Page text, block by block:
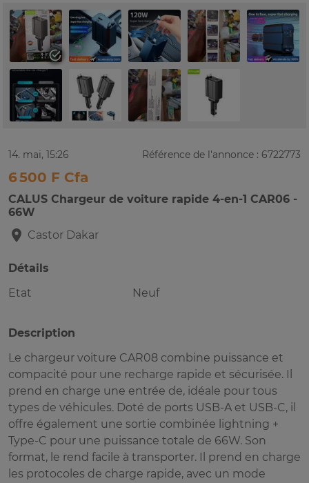
14. mai, 15:26 Référence de l'annonce : 6722773
6 500 F Cfa
CALUS Chargeur de voiture rapide 4-en-1 CAR06 -
66W
Castor Dakar
Détails
Etat
Neuf
Description
Le chargeur voiture CAR08 combine puissance et
compacité pour une recharge rapide et sécurisée. Il
prend en charge une entrée de, idéale pour tous
types de véhicules. Doté de ports USB-A et USB-C, il
offre également une sortie combinée lightning +
Type-C pour une puissance totale de 66W. Son
format, le rend facile à transporter. Il prend en charge
les protocoles de charge rapide, avec un mode